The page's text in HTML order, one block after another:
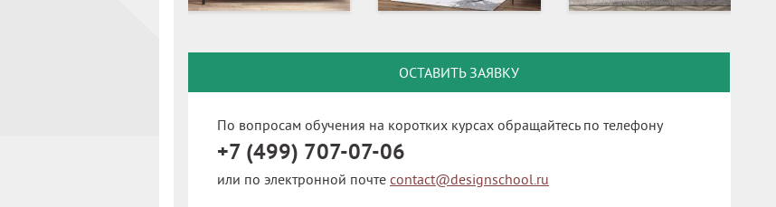
ОСТАВИТЬ ЗАЯВКУ
По вопросам обучения на коротких курсах обращайтесь по телефону
+7 (499) 707-07-06
или по электронной почте contact@designschool.ru